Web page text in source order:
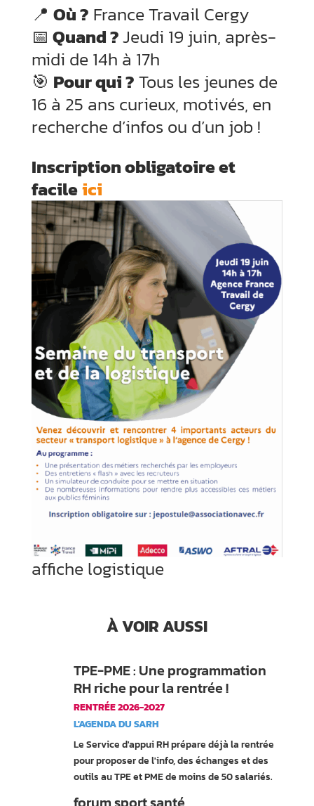
📍 Où ? France Travail Cergy
📅 Quand ?Jeudi 19 juin, après-
midi de 14h à 17h
🎯 Pour qui ?Tous les jeunes de
16 à 25 ans curieux, motivés, en
recherche d’infos ou d’un job !
Inscription obligatoire et
facileici
affiche logistique
À VOIR AUSSI
TPE-PME : Une programmation
RH riche pour la rentrée !
RENTRÉE 2026-2027
L'AGENDA DU SARH
Le Service d'appui RH prépare déjà la rentrée
pour proposer de l'info, des échanges et des
outils au TPE et PME de moins de 50 salariés.